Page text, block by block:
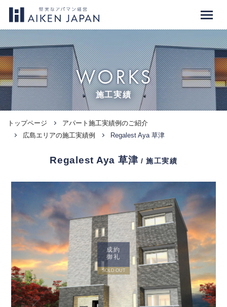
WORKS
施工実績
トップページ
アパート施工実績例のご紹介
広島エリアの施工実績例
Regalest Aya 草津
Regalest Aya 草津 / 施工実績
成約
御礼
SOLD OUT